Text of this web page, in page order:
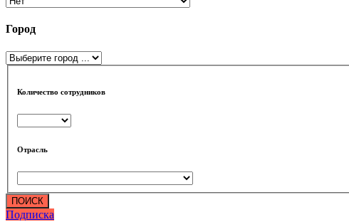
Город
Количество сотрудников
Отрасль
ПОИСК
Подписка